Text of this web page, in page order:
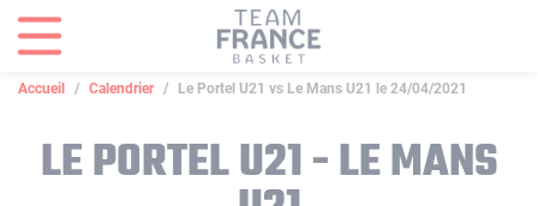
Accueil Calendrier Le Portel U21 vs Le Mans U21 le 24/04/2021
LE PORTEL U21 - LE MANS
Panneau de gestion des cookies